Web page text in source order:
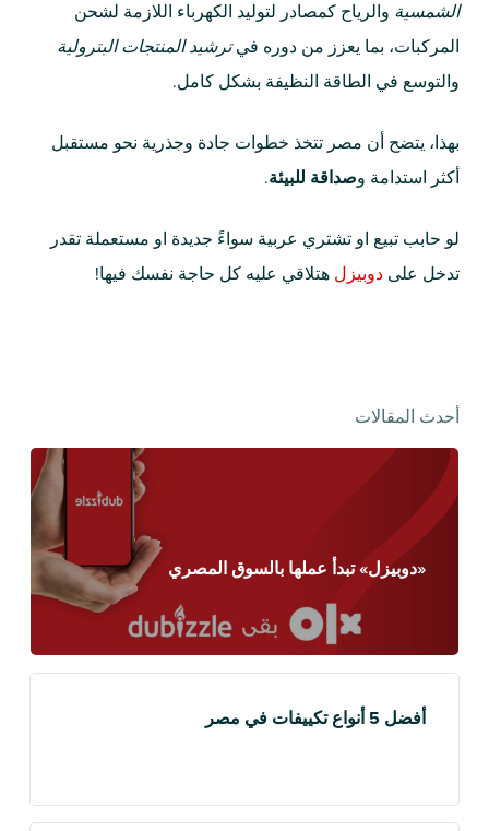
الشمسية والرياح كمصادر لتوليد الكهرباء اللازمة لشحن
المركبات، بما يعزز من دوره فيترشيد المنتجات البترولية
والتوسع في الطاقة النظيفة بشكل كامل.
بهذا، يتضح أن مصر تتخذ خطوات جادة وجذرية نحو مستقبل
أكثر استدامة وصداقة للبيئة.
لو حابب تبيع او تشتري عربية سواءً جديدة او مستعملة تقدر
تدخل على دوبيزل هتلاقي عليه كل حاجة نفسك فيها!
أحدث المقالات
«دوبيزل» تبدأ عملها بالسوق المصري
أفضل 5 أنواع تكييفات في مصر